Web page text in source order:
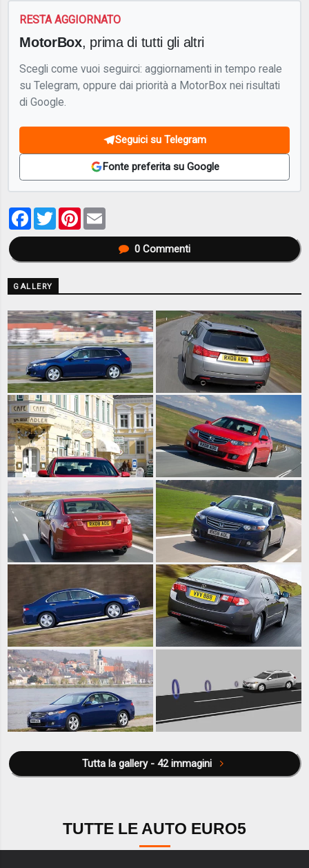
RESTA AGGIORNATO
MotorBox, prima di tutti gli altri
Scegli come vuoi seguirci: aggiornamenti in tempo reale
su Telegram, oppure dai priorità a MotorBox nei risultati
di Google.
Seguici su Telegram
Fonte preferita su Google
Facebook
TwitterPinterest
0Commenti
GALLERY
Tutta la gallery - 42 immagini
TUTTE LE AUTO EURO5